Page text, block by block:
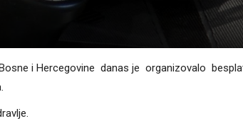
i Hercegovine danas je organizovalo